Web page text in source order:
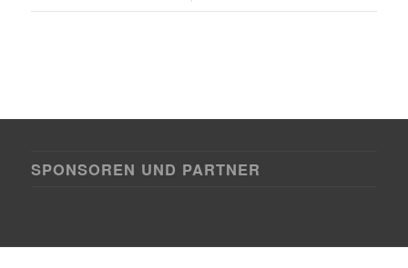
SPONSOREN UND PARTNER